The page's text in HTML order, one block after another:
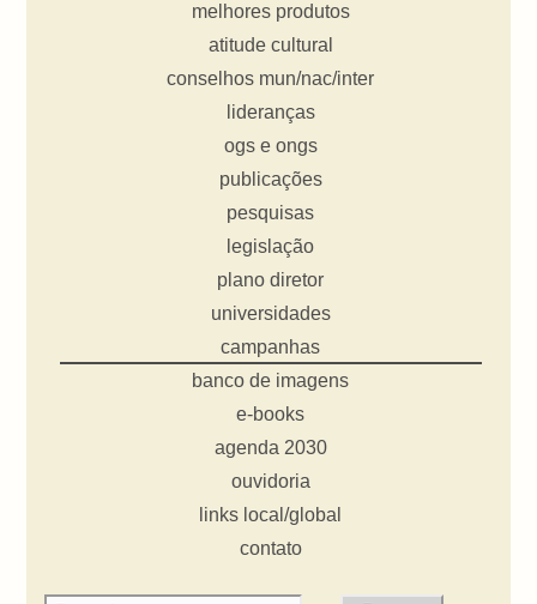
melhores produtos
atitude cultural
conselhos mun/nac/inter
lideranças
ogs e ongs
publicações
pesquisas
legislação
plano diretor
universidades
campanhas
banco de imagens
e-books
agenda 2030
ouvidoria
links local/global
contato